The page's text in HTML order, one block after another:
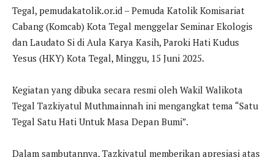
Tegal, pemudakatolik.or.id – Pemuda Katolik Komisariat
Cabang (Komcab) Kota Tegal menggelar Seminar Ekologis
dan Laudato Si di Aula Karya Kasih, Paroki Hati Kudus
Yesus (HKY) Kota Tegal, Minggu, 15 Juni 2025.
Kegiatan yang dibuka secara resmi oleh Wakil Walikota
Tegal Tazkiyatul Muthmainnah ini mengangkat tema “Satu
Tegal Satu Hati Untuk Masa Depan Bumi”.
Dalam sambutannya, Tazkiyatul memberikan apresiasi atas